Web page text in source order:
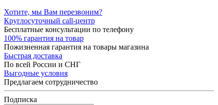
Хотите, мы Вам перезвоним?
Круглосуточный call-центр
Бесплатные консультации по телефону
100% гарантия на товар
Пожизненная гарантия на товары магазина
Быстрая доставка
По всей России и СНГ
Выгодные условия
Предлагаем сотрудничество
Подписка